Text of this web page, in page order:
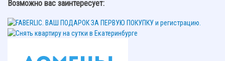
Возможно вас заинтересует: